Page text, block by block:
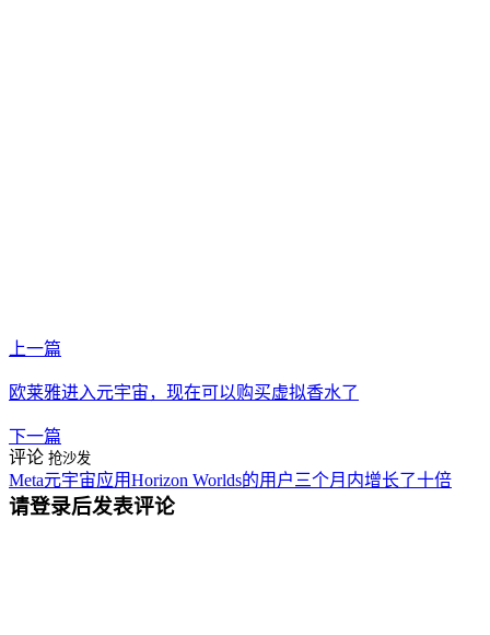
上一篇
欧莱雅进入元宇宙，现在可以购买虚拟香水了
下一篇
Meta元宇宙应用Horizon Worlds的用户三个月内增长了十倍
评论 抢沙发
请登录后发表评论